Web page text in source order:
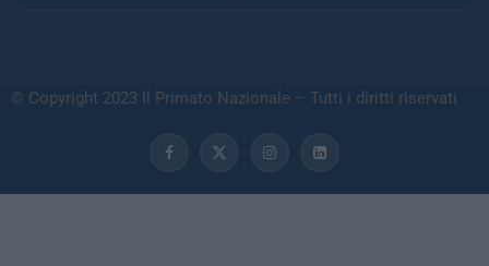
© Copyright 2023 Il Primato Nazionale – Tutti i diritti riservati